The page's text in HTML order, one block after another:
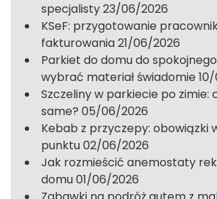
specjalisty23/06/2026
KSeF: przygotowanie
fakturowania21/06/2026
Parkiet do domu do
wybrać materiał świadomie
Szczeliny w parkiecie po zimie:
same? 05/06/2026
Kebab z przyczepy: obowiązki
punktu02/06/2026
Jak rozmieścić anemostaty
domu01/06/2026